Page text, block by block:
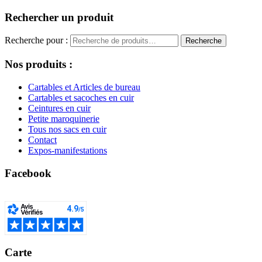
Rechercher un produit
Recherche pour : Recherche
Nos produits :
Cartables et Articles de bureau
Cartables et sacoches en cuir
Ceintures en cuir
Petite maroquinerie
Tous nos sacs en cuir
Contact
Expos-manifestations
Facebook
Carte